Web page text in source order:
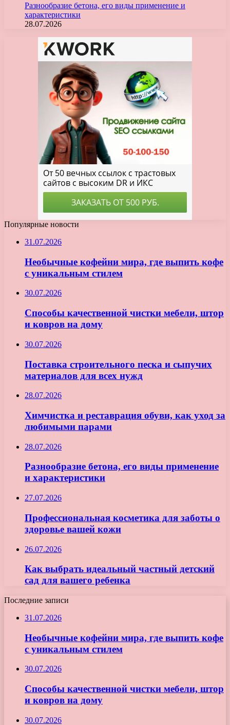
Разнообразие бетона, его виды применение и
характеристики
28.07.2026
Популярные новости
31.07.2026
Необычные кофейни мира, где выпить кофе
с уникальным стилем
30.07.2026
Способы качественной чистки мебели, штор
и ковров на дому
30.07.2026
Поставка строительного песка и сыпучих
материалов для всех нужд
28.07.2026
Химчистка и реставрация обуви, как уход за
любимыми парами
28.07.2026
Разнообразие бетона, его виды применение
и характеристики
27.07.2026
Профессиональная косметика для заботы о
здоровье вашей кожи
26.07.2026
Как выбрать идеальный частный детский
сад для вашего ребенка
Последние записи
31.07.2026
Необычные кофейни мира, где выпить кофе
с уникальным стилем
30.07.2026
Способы качественной чистки мебели, штор
и ковров на дому
30.07.2026